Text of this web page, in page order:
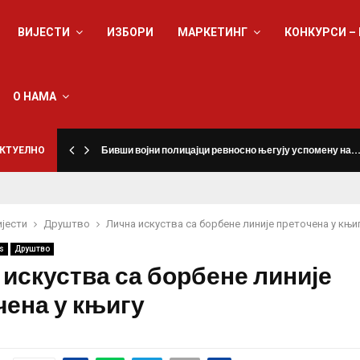
ВИЈЕСТИ ИЗБОРИ МАРКЕТИНГ КОНКУРСИ
О НАМА
Бивши војни полицајци ревносно његују успомену на…
Друштво Лична искуства са борбене линије преточена у
Друштво
са борбене линије
у књигу